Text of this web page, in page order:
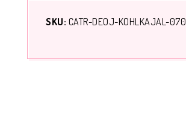
SKU: CATR-DEOJ-KOHLKAJAL-070